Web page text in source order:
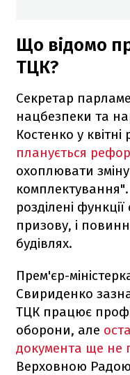
Що відомо
ТЦК?
Секретар
нацбезпеки та
Костенко у
планується
охоплювати
розділені
призову, і
будівлях.
Прем'єр-
Свириденко
ТЦК працює
оборони, але
документа ще не
Верховною Радою